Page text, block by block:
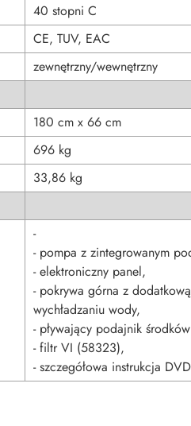
40 stopni C
CE, TUV, EAC
zewnętrzny/wewnętrzny
180 cm x 66 cm
696 kg
33,86 kg
-
- pompa z zintegrowanym
- elektroniczny panel,
- pokrywa górna z
wychładzaniu wody,
- pływający podajnik
- filtr VI (58323),
- szczegółowa instrukcja